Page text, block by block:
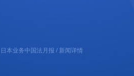
日本业务中国法月报 / 新闻详情